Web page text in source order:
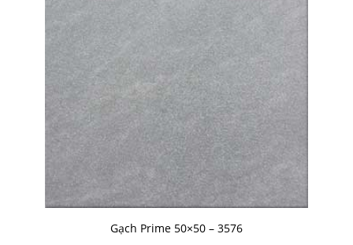
Gạch Prime 50×50 – 3576